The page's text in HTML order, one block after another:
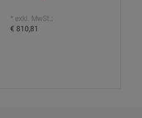
* exkl. MwSt.:
€ 810,81